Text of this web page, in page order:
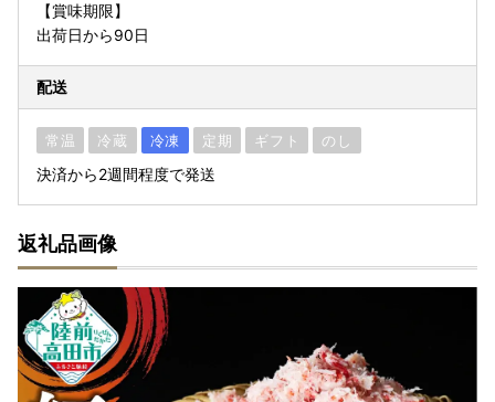
【賞味期限】
出荷日から90日
配送
常温 冷蔵 冷凍 定期 ギフト のし
決済から2週間程度で発送
返礼品画像